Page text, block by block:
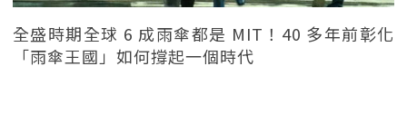
全盛時期全球 6 成雨傘都是 MIT！40 多年前彰化
「雨傘王國」如何撐起一個時代